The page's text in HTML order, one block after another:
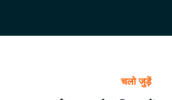
चलो जुड़ें